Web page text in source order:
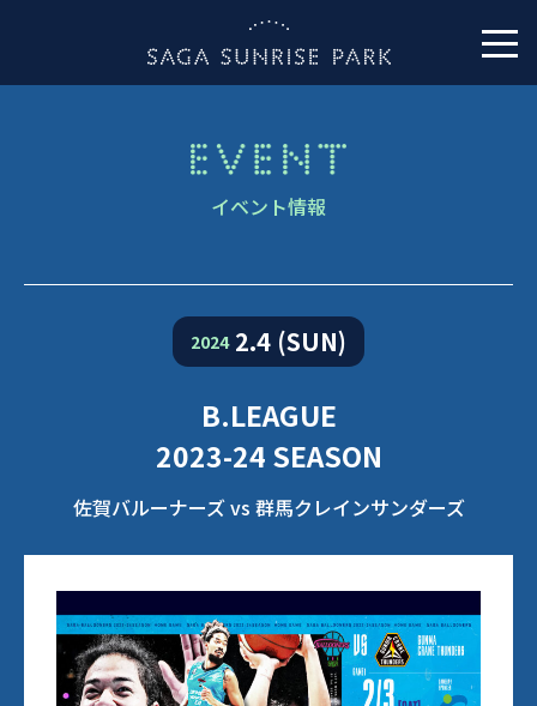
イベント情報
2024 2.4 (SUN)
B.LEAGUE
2023-24 SEASON
佐賀バルーナーズ vs 群馬クレインサンダーズ